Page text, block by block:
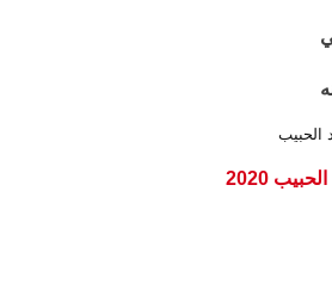
الحبيب
2020